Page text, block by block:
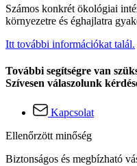
Számos konkrét ökológiai
környezetre és éghajlatra
Itt további információkat talál.
További segítségre van
Szívesen válaszolunk
Kapcsolat
Ellenőrzött minőség
Biztonságos és megbízható